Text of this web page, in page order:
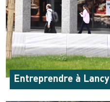
Entreprendre à Lancy